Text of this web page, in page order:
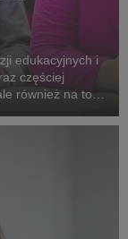
edukacyjnych i
częściej
również na to,